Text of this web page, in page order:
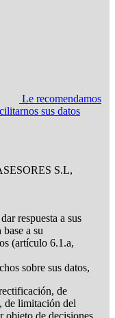
Le recomendamos
sus datos
S.L,
respuesta a sus
a su
(artículo 6.1.a,
sobre sus datos,
de
de limitación del